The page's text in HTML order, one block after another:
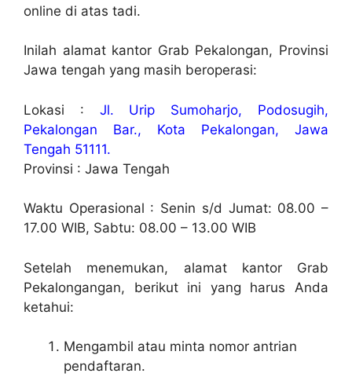
online di atas tadi.
Inilah alamat kantor Grab Pekalongan, Provinsi
Jawa tengah yang masih beroperasi:
Lokasi : Jl. Urip Sumoharjo, Podosugih,
Pekalongan Bar., Kota Pekalongan, Jawa
Tengah 51111.
Provinsi : Jawa Tengah
Waktu Operasional : Senin s/d Jumat: 08.00 –
17.00 WIB, Sabtu: 08.00 – 13.00 WIB
Setelah menemukan, alamat kantor Grab
Pekalongangan, berikut ini yang harus Anda
ketahui:
Mengambil atau minta nomor antrian
pendaftaran.